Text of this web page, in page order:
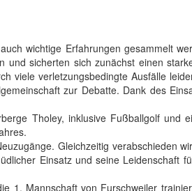
wichtige Erfahrungen gesammelt
und sicherten sich zunächst einen
viele verletzungsbedingte Ausfälle
zur Debatte. Dank des
Tholey, inklusive Fußballgolf und
Gleichzeitig verabschieden
Einsatz und seine Leidenschaft
1. Mannschaft von Furschweiler